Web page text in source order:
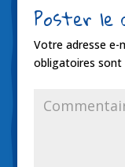
Poster le
Votre adresse e-
obligatoires sont